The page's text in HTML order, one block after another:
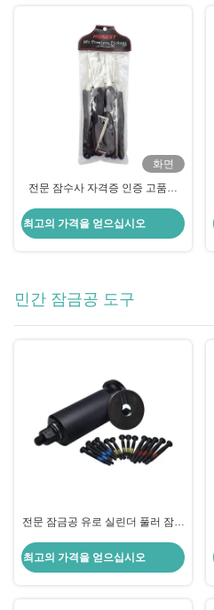
화면
전문 잠수사 자격증 인증 고품질
도구, 신뢰할 수 있습니다.
최고의 가격을 얻으십시오
민간 잠금공 도구
전문 잠금공 유로 실린더 풀러 잠금
최고의 가격을 얻으십시오